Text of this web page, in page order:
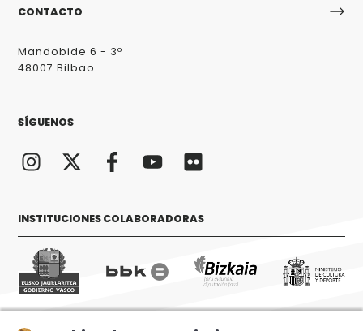
CONTACTO
Mandobide 6 - 3º
48007 Bilbao
SÍGUENOS
INSTITUCIONES COLABORADORAS